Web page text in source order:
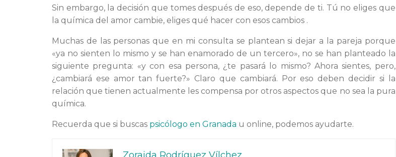
Sin embargo, la decisión que tomes después de eso, depende de ti. Tú no eliges que
la química del amor cambie, eliges qué hacer con esos cambios .
Muchas de las personas que en mi consulta se plantean si dejar a la pareja porque
«ya no sienten lo mismo y se han enamorado de un tercero», no se han planteado la
siguiente pregunta: «y con esa persona, ¿te pasará lo mismo? Ahora sientes, pero,
¿cambiará ese amor tan fuerte?» Claro que cambiará. Por eso deben decidir si la
relación que tienen actualmente les compensa por otros aspectos que no sea la pura
química.
Recuerda que si buscas psicólogo en Granada u online, podemos ayudarte.